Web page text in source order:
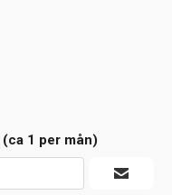
1 per mån)